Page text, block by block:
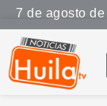
7 de agosto de